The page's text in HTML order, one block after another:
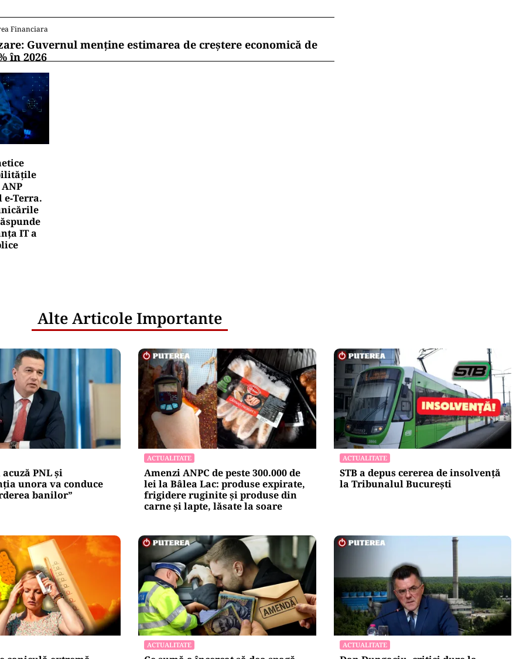
Financiara
Guvernul menține estimarea de creștere economică de
în 2026
IT a
Alte Articole Importante
PNL și
unora va conduce
banilor”
ACTUALITATE
Amenzi ANPC de peste 300.000 de
lei la Bâlea Lac: produse expirate,
frigidere ruginite și produse din
carne și lapte, lăsate la soare
ACTUALITATE
STB a depus cererea de insolvență
la Tribunalul București
ACTUALITATE ACTUALITATE